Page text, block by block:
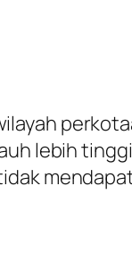
lebih